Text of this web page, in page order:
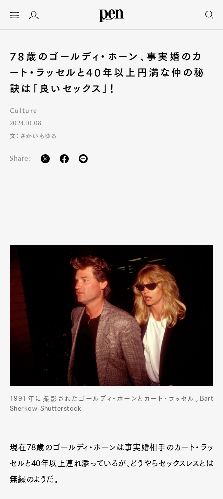
78歳のゴールディ・ホーン、事実婚のカ
ート・ラッセルと40年以上円満な仲の秘
訣は「良いセックス」！
Culture
2024.10.08
文：さかいもゆる
Share:
1991年に撮影されたゴールディ・ホーンとカート・ラッセル。Bart
Sherkow-Shutterstock
現在78歳のゴールディ・ホーンは事実婚相手のカート・ラッ
セルと40年以上連れ添っているが、どうやらセックスレスとは
無縁のようだ。